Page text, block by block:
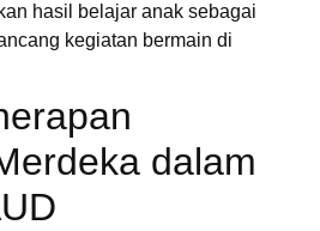
hasil belajar anak sebagai
kegiatan bermain di
dalam